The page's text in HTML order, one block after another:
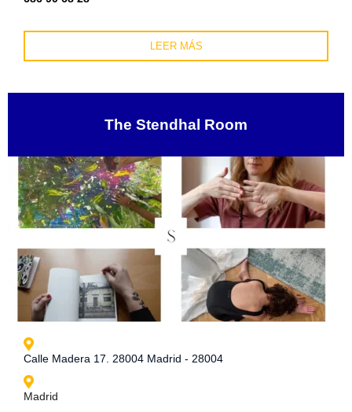
LEER MÁS
The Stendhal Room
Calle Madera 17. 28004 Madrid - 28004
Madrid